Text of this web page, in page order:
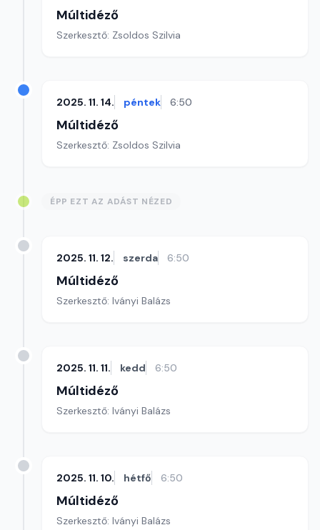
Múltidéző
Szerkesztő: Zsoldos Szilvia
2025. 11. 14. péntek 6:50
Múltidéző
Szerkesztő: Zsoldos Szilvia
ÉPP EZT AZ ADÁST NÉZED
2025. 11. 12. szerda 6:50
Múltidéző
Szerkesztő: Iványi Balázs
2025. 11. 11. kedd 6:50
Múltidéző
Szerkesztő: Iványi Balázs
2025. 11. 10. hétfő 6:50
Múltidéző
Szerkesztő: Iványi Balázs